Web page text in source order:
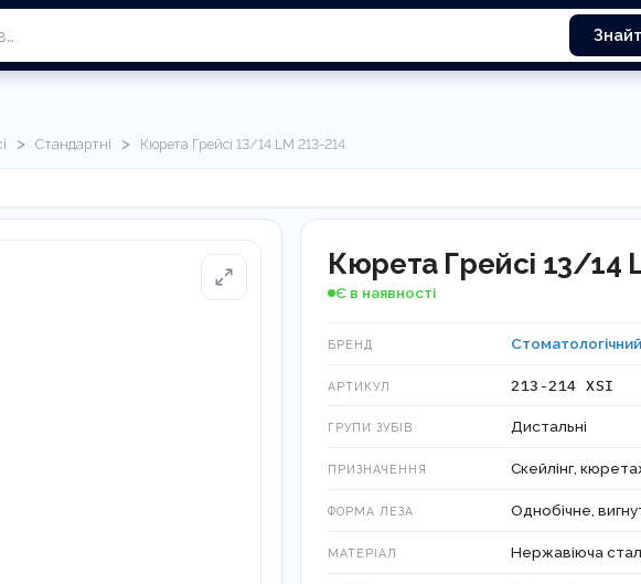
> Стандартні > Кюрета Грейсі 13/14 LM 213-214
Кюрета Грейсі 13/14
Є в наявності
БРЕНД
АРТИКУЛ 213-214 XSI
ГРУПИ ЗУБІВ Дистальні
ПРИЗНАЧЕННЯ Скейлінг,
ФОРМА ЛЕЗА Однобічне,
МАТЕРІАЛ Нержавіюча